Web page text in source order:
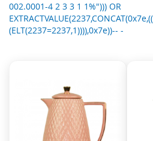
002.0001-4 2 3 3 1 1%"))) OR
(ELT(2237=2237,1)))),0x7e))-- -